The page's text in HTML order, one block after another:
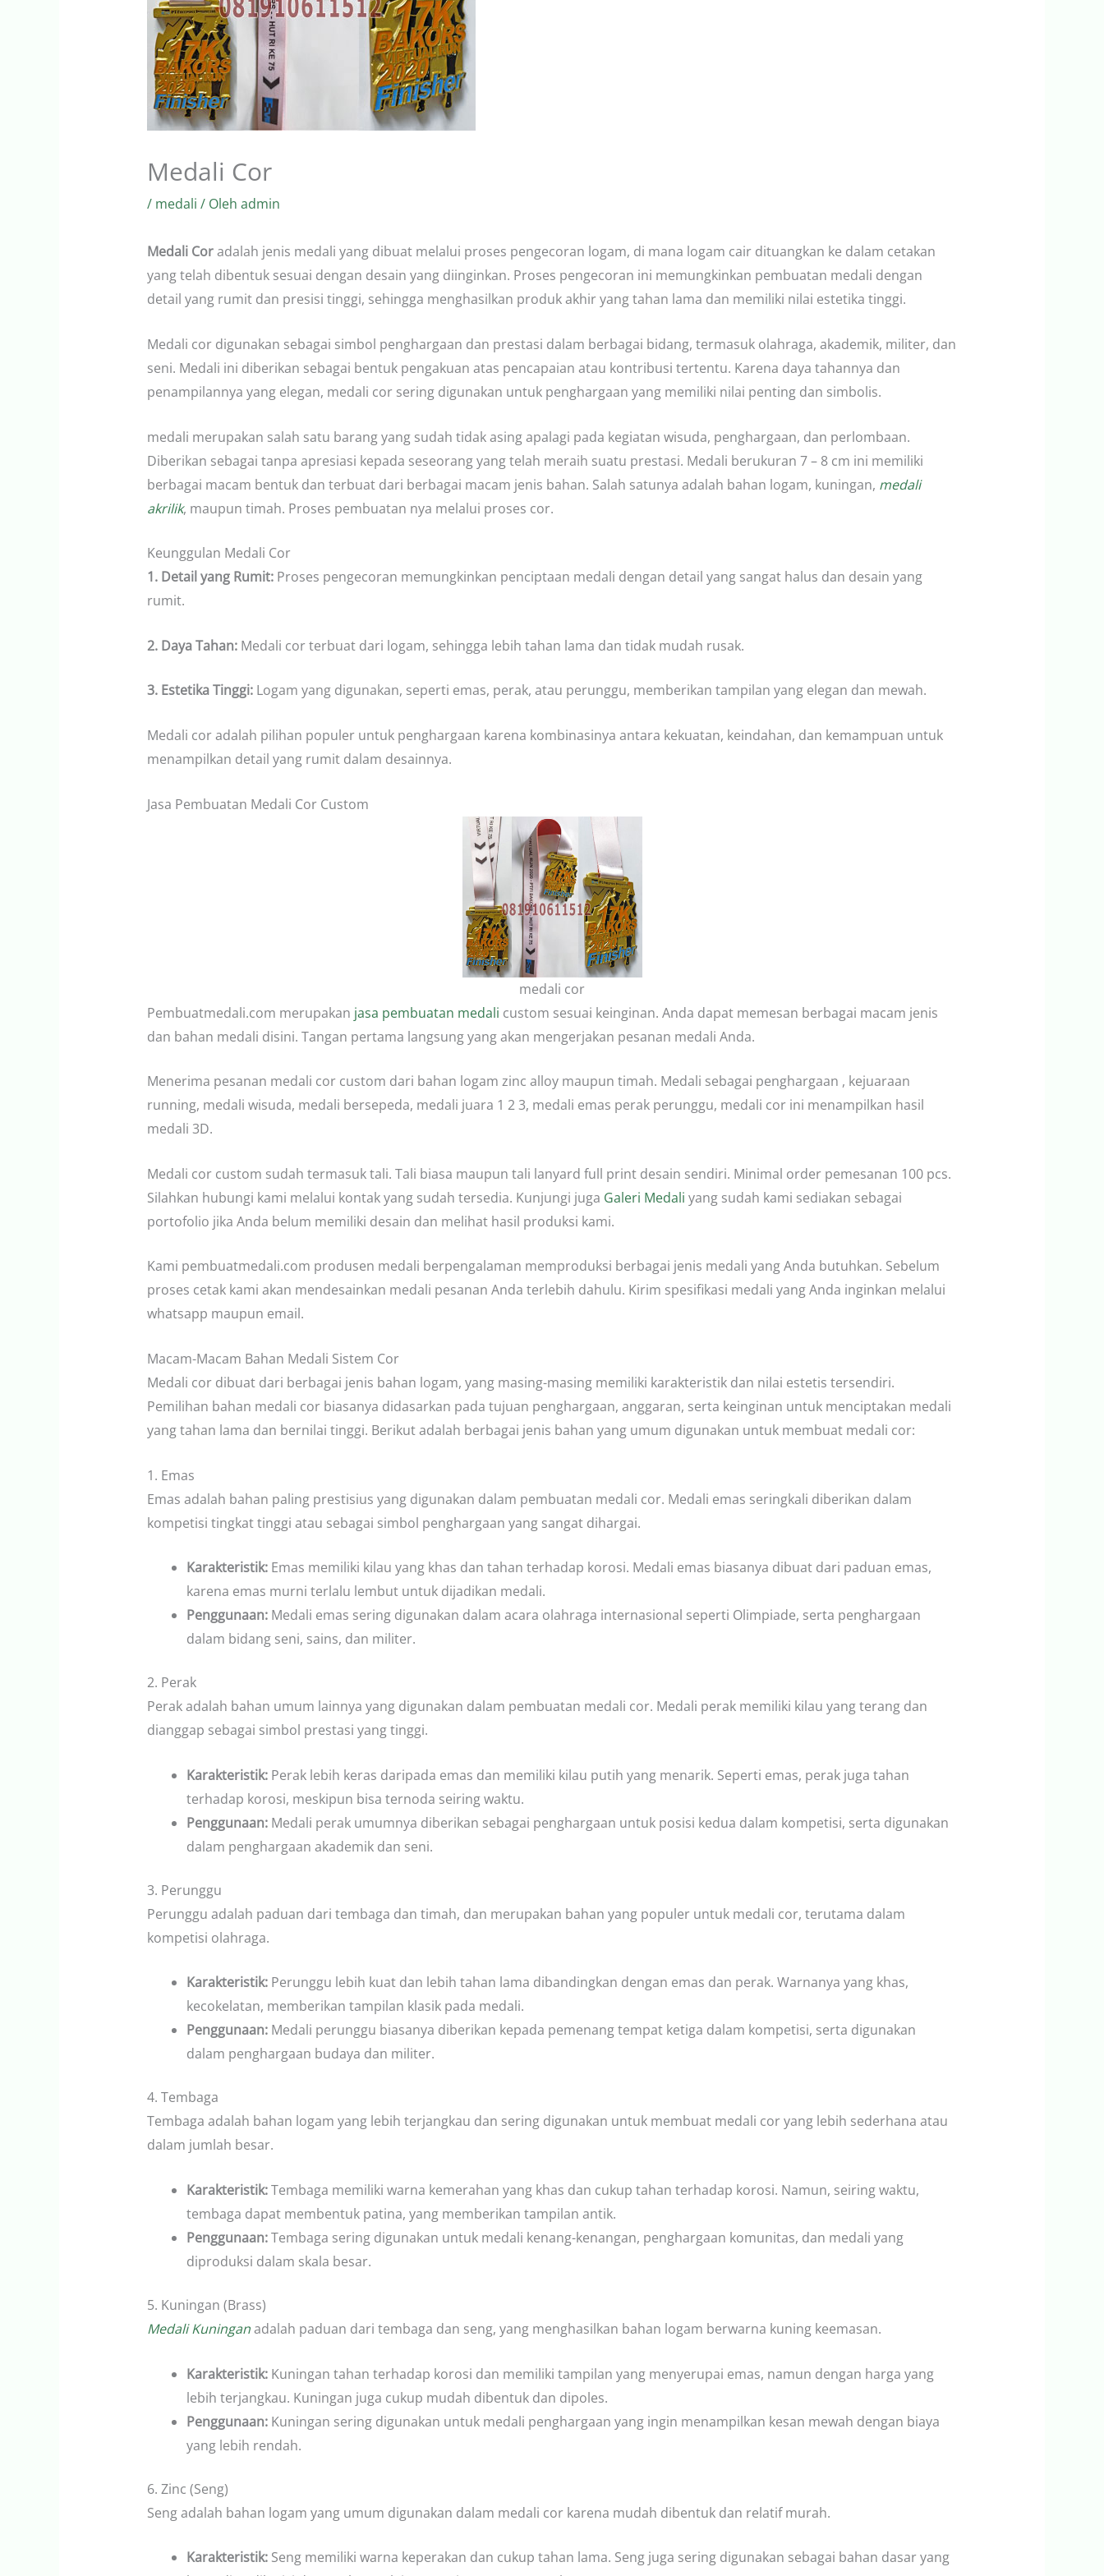
Medali Cor
/ medali / Oleh admin
Medali Coradalah jenis medali yang dibuat melalui proses pengecoran logam, di mana logam cair dituangkan ke dalam cetakan
yang telah dibentuk sesuai dengan desain yang diinginkan. Proses pengecoran ini memungkinkan pembuatan medali dengan
detail yang rumit dan presisi tinggi, sehingga menghasilkan produk akhir yang tahan lama dan memiliki nilai estetika tinggi.
Medali cor digunakan sebagai simbol penghargaan dan prestasi dalam berbagai bidang, termasuk olahraga, akademik, militer, dan
seni. Medali ini diberikan sebagai bentuk pengakuan atas pencapaian atau kontribusi tertentu. Karena daya tahannya dan
penampilannya yang elegan, medali cor sering digunakan untuk penghargaan yang memiliki nilai penting dan simbolis.
medali merupakan salah satu barang yang sudah tidak asing apalagi pada kegiatan wisuda, penghargaan, dan perlombaan.
Diberikan sebagai tanpa apresiasi kepada seseorang yang telah meraih suatu prestasi. Medali berukuran 7 – 8 cm ini memiliki
berbagai macam bentuk dan terbuat dari berbagai macam jenis bahan. Salah satunya adalah bahan logam, kuningan, medali
akrilik, maupun timah. Proses pembuatan nya melalui proses cor.
Keunggulan Medali Cor
1. Detail yang Rumit: Proses pengecoran memungkinkan penciptaan medali dengan detail yang sangat halus dan desain yang
rumit.
2. Daya Tahan:Medali cor terbuat dari logam, sehingga lebih tahan lama dan tidak mudah rusak.
3. Estetika Tinggi: Logam yang digunakan, seperti emas, perak, atau perunggu, memberikan tampilan yang elegan dan mewah.
Medali cor adalah pilihan populer untuk penghargaan karena kombinasinya antara kekuatan, keindahan, dan kemampuan untuk
menampilkan detail yang rumit dalam desainnya.
Jasa Pembuatan Medali Cor Custom
medali cor
Pembuatmedali.com merupakan jasa pembuatan medali custom sesuai keinginan. Anda dapat memesan berbagai macam jenis
dan bahan medali disini. Tangan pertama langsung yang akan mengerjakan pesanan medali Anda.
Menerima pesanan medali cor custom dari bahan logam zinc alloy maupun timah. Medali sebagai penghargaan , kejuaraan
running, medali wisuda, medali bersepeda, medali juara 1 2 3, medali emas perak perunggu, medali cor ini menampilkan hasil
medali 3D.
Medali cor custom sudah termasuk tali. Tali biasa maupun tali lanyard full print desain sendiri. Minimal order pemesanan 100 pcs.
Silahkan hubungi kami melalui kontak yang sudah tersedia. Kunjungi juga Galeri Medali yang sudah kami sediakan sebagai
portofolio jika Anda belum memiliki desain dan melihat hasil produksi kami.
Kami pembuatmedali.com produsen medali berpengalaman memproduksi berbagai jenis medali yang Anda butuhkan. Sebelum
proses cetak kami akan mendesainkan medali pesanan Anda terlebih dahulu. Kirim spesifikasi medali yang Anda inginkan melalui
whatsapp maupun email.
Macam-Macam Bahan Medali Sistem Cor
Medali cor dibuat dari berbagai jenis bahan logam, yang masing-masing memiliki karakteristik dan nilai estetis tersendiri.
Pemilihan bahan medali cor biasanya didasarkan pada tujuan penghargaan, anggaran, serta keinginan untuk menciptakan medali
yang tahan lama dan bernilai tinggi. Berikut adalah berbagai jenis bahan yang umum digunakan untuk membuat medali cor:
1. Emas
Emas adalah bahan paling prestisius yang digunakan dalam pembuatan medali cor. Medali emas seringkali diberikan dalam
kompetisi tingkat tinggi atau sebagai simbol penghargaan yang sangat dihargai.
Karakteristik:Emas memiliki kilau yang khas dan tahan terhadap korosi. Medali emas biasanya dibuat dari paduan emas,
karena emas murni terlalu lembut untuk dijadikan medali.
Penggunaan:Medali emas sering digunakan dalam acara olahraga internasional seperti Olimpiade, serta penghargaan
dalam bidang seni, sains, dan militer.
2. Perak
Perak adalah bahan umum lainnya yang digunakan dalam pembuatan medali cor. Medali perak memiliki kilau yang terang dan
dianggap sebagai simbol prestasi yang tinggi.
Karakteristik:Perak lebih keras daripada emas dan memiliki kilau putih yang menarik. Seperti emas, perak juga tahan
terhadap korosi, meskipun bisa ternoda seiring waktu.
Penggunaan:Medali perak umumnya diberikan sebagai penghargaan untuk posisi kedua dalam kompetisi, serta digunakan
dalam penghargaan akademik dan seni.
3. Perunggu
Perunggu adalah paduan dari tembaga dan timah, dan merupakan bahan yang populer untuk medali cor, terutama dalam
kompetisi olahraga.
Karakteristik:Perunggu lebih kuat dan lebih tahan lama dibandingkan dengan emas dan perak. Warnanya yang khas,
kecokelatan, memberikan tampilan klasik pada medali.
Penggunaan:Medali perunggu biasanya diberikan kepada pemenang tempat ketiga dalam kompetisi, serta digunakan
dalam penghargaan budaya dan militer.
4. Tembaga
Tembaga adalah bahan logam yang lebih terjangkau dan sering digunakan untuk membuat medali cor yang lebih sederhana atau
dalam jumlah besar.
Karakteristik:Tembaga memiliki warna kemerahan yang khas dan cukup tahan terhadap korosi. Namun, seiring waktu,
tembaga dapat membentuk patina, yang memberikan tampilan antik.
Penggunaan:Tembaga sering digunakan untuk medali kenang-kenangan, penghargaan komunitas, dan medali yang
diproduksi dalam skala besar.
5. Kuningan (Brass)
Medali Kuninganadalah paduan dari tembaga dan seng, yang menghasilkan bahan logam berwarna kuning keemasan.
Karakteristik:Kuningan tahan terhadap korosi dan memiliki tampilan yang menyerupai emas, namun dengan harga yang
lebih terjangkau. Kuningan juga cukup mudah dibentuk dan dipoles.
Penggunaan:Kuningan sering digunakan untuk medali penghargaan yang ingin menampilkan kesan mewah dengan biaya
yang lebih rendah.
6. Zinc (Seng)
Seng adalah bahan logam yang umum digunakan dalam medali cor karena mudah dibentuk dan relatif murah.
Karakteristik:Seng memiliki warna keperakan dan cukup tahan lama. Seng juga sering digunakan sebagai bahan dasar yang